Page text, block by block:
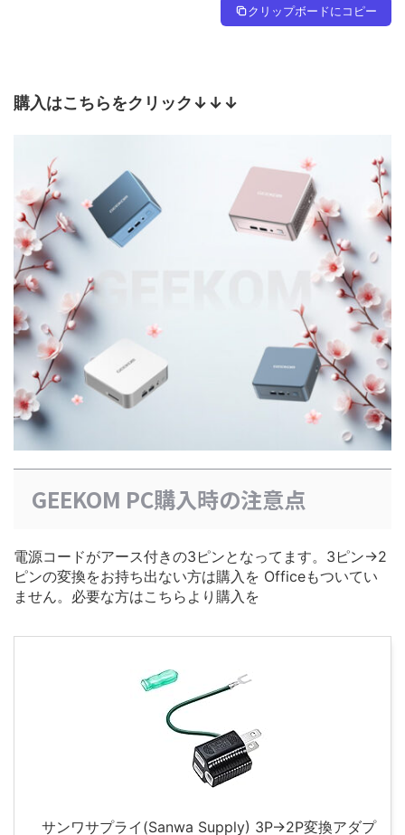
クリップボードにコピー
購入はこちらをクリック↓↓↓
GEEKOM PC購入時の注意点
電源コードがアース付きの3ピンとなってます。3ピン→2
ピンの変換をお持ち出ない方は購入を Officeもついてい
ません。必要な方はこちらより購入を
サンワサプライ(Sanwa Supply) 3P→2P変換アダプ